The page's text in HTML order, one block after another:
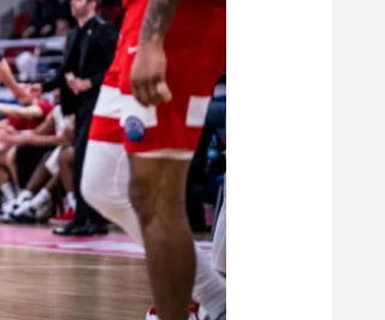
תנאי שימוש
מדיניות פרטיות
תקנון פעילות ספורט 1
רשיון להקרנה פומבית לבית עסק
הצטרפות לחבילת הערוצים
לוח דרושים – ג'ובנט
המגזין